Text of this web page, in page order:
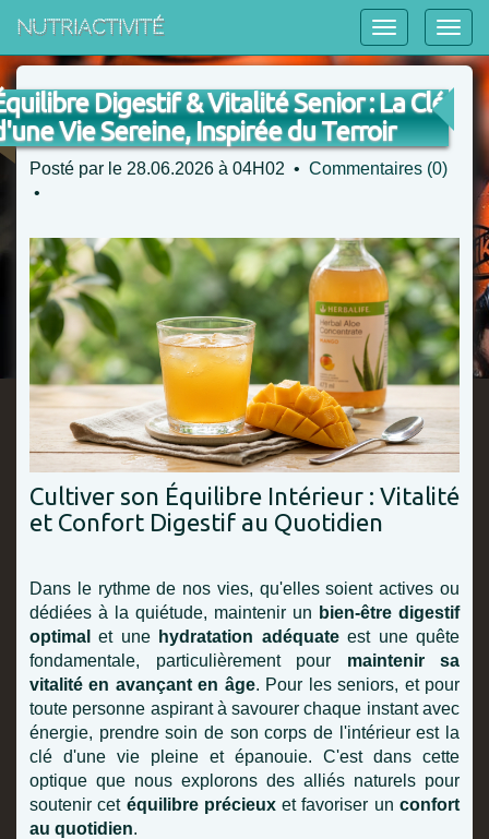
NutriActivité
Digestif & Vitalité Senior : La Clé
Vie Sereine, Inspirée du Terroir
Posté par le 28.06.2026 à 04H02 • Commentaires (0)
•
Cultiver son Équilibre Intérieur : Vitalité
et Confort Digestif au Quotidien
Dans le rythme de nos vies, qu'elles soient actives ou
dédiées à la quiétude, maintenir un bien-être digestif
optimal
et une hydratation adéquateest une quête
fondamentale, particulièrement pour maintenir sa
vitalité en avançant en âge. Pour les seniors, et pour
toute personne aspirant à savourer chaque instant avec
énergie, prendre soin de son corps de l'intérieur est la
clé d'une vie pleine et épanouie. C'est dans cette
optique que nous explorons des alliés naturels pour
soutenir cet équilibre précieuxet favoriser unconfort
au quotidien.